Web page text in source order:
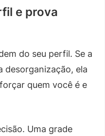
e prova
do seu perfil. Se a
desorganização, ela
quem você é e
Uma grade